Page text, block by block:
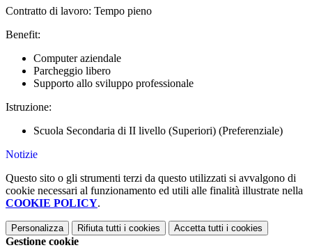
Contratto di lavoro: Tempo pieno
Benefit:
Computer aziendale
Parcheggio libero
Supporto allo sviluppo professionale
Istruzione:
Scuola Secondaria di II livello (Superiori) (Preferenziale)
Notizie
Questo sito o gli strumenti terzi da questo utilizzati si avvalgono di
cookie necessari al funzionamento ed utili alle finalità illustrate nella
COOKIE POLICY.
Personalizza Rifiuta tutti i cookies Accetta tutti i cookies
Gestione cookie